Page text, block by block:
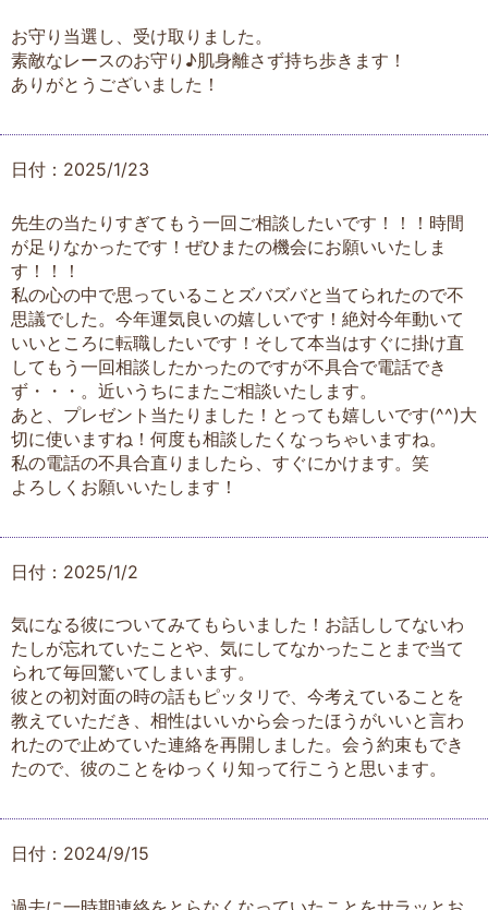
お守り当選し、受け取りました。
素敵なレースのお守り♪肌身離さず持ち歩きます！
ありがとうございました！
日付：2025/1/23
先生の当たりすぎてもう一回ご相談したいです！！！時間
が足りなかったです！ぜひまたの機会にお願いいたしま
す！！！
私の心の中で思っていることズバズバと当てられたので不
思議でした。今年運気良いの嬉しいです！絶対今年動いて
いいところに転職したいです！そして本当はすぐに掛け直
してもう一回相談したかったのですが不具合で電話でき
ず・・・。近いうちにまたご相談いたします。
あと、プレゼント当たりました！とっても嬉しいです(^^)大
切に使いますね！何度も相談したくなっちゃいますね。
私の電話の不具合直りましたら、すぐにかけます。笑
よろしくお願いいたします！
日付：2025/1/2
気になる彼についてみてもらいました！お話ししてないわ
たしが忘れていたことや、気にしてなかったことまで当て
られて毎回驚いてしまいます。
彼との初対面の時の話もピッタリで、今考えていることを
教えていただき、相性はいいから会ったほうがいいと言わ
れたので止めていた連絡を再開しました。会う約束もでき
たので、彼のことをゆっくり知って行こうと思います。
日付：2024/9/15